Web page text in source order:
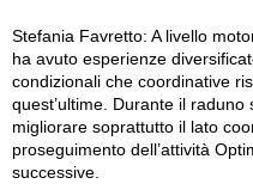
Stefania Favretto: A livello
ha avuto esperienze
condizionali che coordinative
quest’ultime. Durante il
migliorare soprattutto il lato
proseguimento dell’attività
successive.